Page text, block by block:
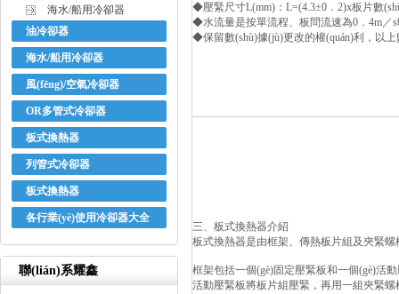
海水/船用冷卻器
油冷卻器
海水/船用冷卻器
風(fēng)/空氣冷卻器
OR多管式冷卻器
板式換熱器
列管式冷卻器
板式換熱器
各行業(yè)使用冷卻器大全
聯(lián)系耀鑫
◆壓緊尺寸L(mm)：L=(4.3±0．2)x板片數
◆水流量是按單流程、板問流速為0．4m
◆保留數(shù)據(jù)更改的權(quán)利，以
三、板式換熱器介紹
板式換熱器是由框架、傳熱板片組及夾緊
框架包括一個(gè)固定壓緊板和一個(gè)活動
活動壓緊板將板片組壓緊，再用一組夾緊螺